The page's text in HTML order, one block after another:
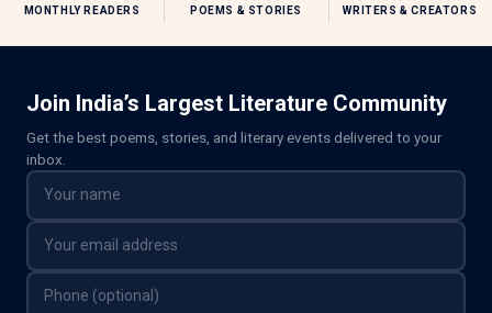
MONTHLY READERS POEMS & STORIES WRITERS & CREATORS
Join India’s Largest Literature Community
Get the best poems, stories, and literary events delivered to your
inbox.